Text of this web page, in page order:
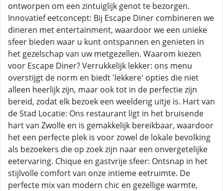
ontworpen om een ​​zintuiglijk genot te bezorgen.
Innovatief eetconcept: Bij Escape Diner combineren we
dineren met entertainment, waardoor we een unieke
sfeer bieden waar u kunt ontspannen en genieten in
het gezelschap van uw metgezellen. Waarom kiezen
voor Escape Diner? Verrukkelijk lekker: ons menu
overstijgt de norm en biedt 'lekkere' opties die niet
alleen heerlijk zijn, maar ook tot in de perfectie zijn
bereid, zodat elk bezoek een weelderig uitje is. Hart van
de Stad Locatie: Ons restaurant ligt in het bruisende
hart van Zwolle en is gemakkelijk bereikbaar, waardoor
het een perfecte plek is voor zowel de lokale bevolking
als bezoekers die op zoek zijn naar een onvergetelijke
eetervaring. Chique en gastvrije sfeer: Ontsnap in het
stijlvolle comfort van onze intieme eetruimte. De
perfecte mix van modern chic en gezellige warmte,